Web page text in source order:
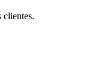
clientes.